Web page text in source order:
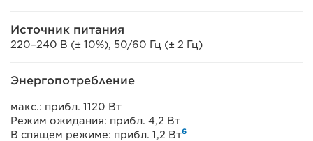
Источник питания
220–240 В (± 10%), 50/60 Гц (± 2 Гц)
Энергопотребление
макс.: прибл. 1120 Вт
Режим ожидания: прибл. 4,2 Вт
В спящем режиме: прибл. 1,2 Вт6